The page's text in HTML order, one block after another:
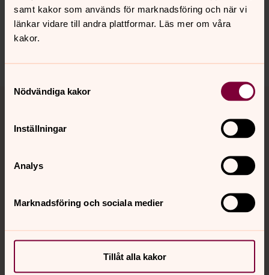
samt kakor som används för marknadsföring och när vi
länkar vidare till andra plattformar. Läs mer om våra
kakor.
Nödvändiga kakor
Inställningar
Analys
Marknadsföring och sociala medier
Tillåt alla kakor
innehåll?
gustaf-vasa.forsamling@svenskakyrkan.se
Tillbaka till toppen
Tillbaka till innehållet
Kalender
Hitta snabbt